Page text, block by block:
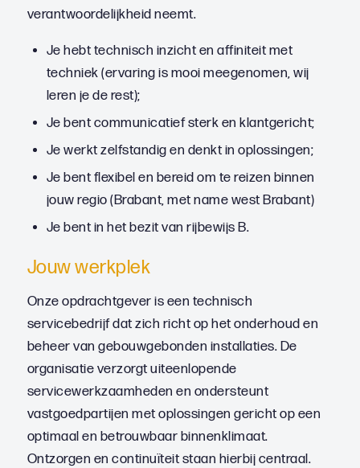
verantwoordelijkheid neemt.
Je hebt technisch inzicht en affiniteit met
techniek (ervaring is mooi meegenomen, wij
leren je de rest);
Je bent communicatief sterk en klantgericht;
Je werkt zelfstandig en denkt in oplossingen;
Je bent flexibel en bereid om te reizen binnen
jouw regio (Brabant, met name west Brabant)
Je bent in het bezit van rijbewijs B.
Jouw werkplek
Onze opdrachtgever is een technisch
servicebedrijf dat zich richt op het onderhoud en
beheer van gebouwgebonden installaties. De
organisatie verzorgt uiteenlopende
servicewerkzaamheden en ondersteunt
vastgoedpartijen met oplossingen gericht op een
optimaal en betrouwbaar binnenklimaat.
Ontzorgen en continuïteit staan hierbij centraal.